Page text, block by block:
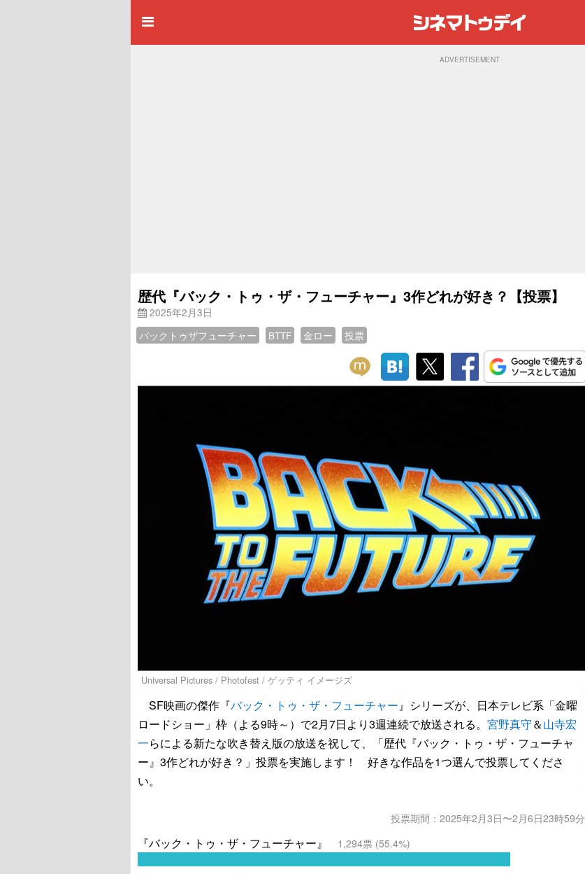
ADVERTISEMENT
歴代『バック・トゥ・ザ・フューチャー』3作どれが好き？【投票】
2025年2月3日
バックトゥザフューチャー
BTTF 金ロー 投票
Universal Pictures / Photofest / ゲッティ イメージズ
SF映画の傑作『バック・トゥ・ザ・フューチャー』シリーズが、日本テレビ系「金曜
ロードショー」枠（よる9時～）で2月7日より3週連続で放送される。 宮野真守＆山寺宏
一らによる新たな吹き替え版の放送を祝して、「歴代『バック・トゥ・ザ・フューチャ
ー』3作どれが好き？」投票を実施します！ 好きな作品を1つ選んで投票してくださ
い。
投票期間：2025年2月3日〜2月6日23時59分
『バック・トゥ・ザ・フューチャー』 1,294票 (55.4%)